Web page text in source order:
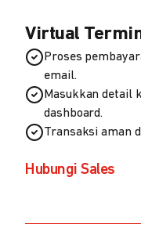
Virtual
Proses
email.
Masukkan detail
dashboard.
Transaksi aman
Hubungi Sales